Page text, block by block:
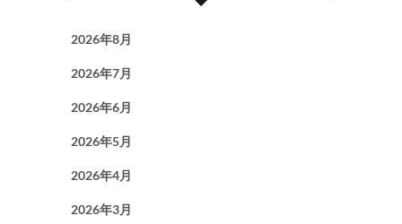
2026年8月
2026年7月
2026年6月
2026年5月
2026年4月
2026年3月